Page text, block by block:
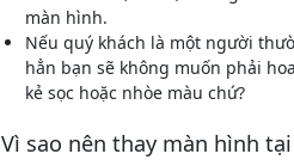
màn hình.
Nếu quý khách là một người
hẳn bạn sẽ không muốn phải
kẻ sọc hoặc nhòe màu chứ?
Vì sao nên thay màn hình